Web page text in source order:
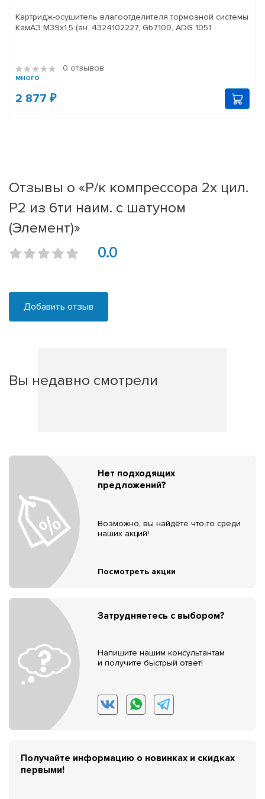
Картридж-осушитель влагоотделителя тормозной системы
КамАЗ M39x1,5 (ан. 4324102227, Gb7100, ADG 1051
0 отзывов
много
2 877 ₽
Отзывы о «Р/к компрессора 2х цил.
Р2 из 6ти наим. с шатуном
(Элемент)»
0.0
Добавить отзыв
Вы недавно смотрели
Нет подходящих
предложений?
Возможно, вы найдёте что-то среди
наших акций!
Посмотреть акции
Затрудняетесь с выбором?
Напишите нашим консультантам
и получите быстрый ответ!
Получайте информацию о новинках и скидках
первыми!